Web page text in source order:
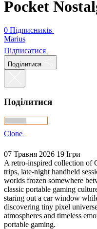
Pocket
0 Підписників
Marius
Підписатися
Поділитися
Поділитися
Clone
07 Травня 2026 19 Ігри
A retro-inspired collection of
trips, late-night handheld
worlds frozen somewhere
classic portable gaming
staring out a car window
discovering tiny pixel
atmospheres and timeless
portable gaming.